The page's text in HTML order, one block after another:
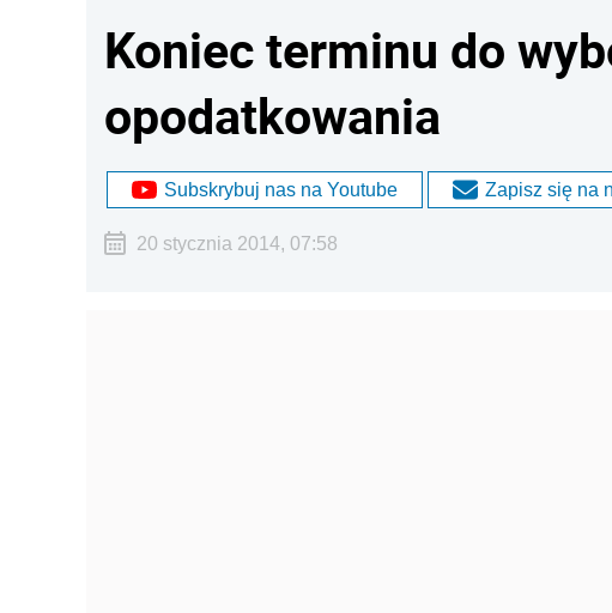
Koniec terminu do
opodatkowania
Subskrybuj nas na Youtube Zapisz się na
20 stycznia 2014, 07:58